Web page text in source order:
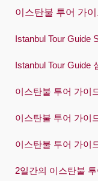
Русский
Español
Việt
이스탄불 투어 가
Istanbul Tour Guide
Istanbul Tour Guide
이스탄불 투어 가이
이스탄불 투어 가이
이스탄불 투어 가이
2일간의 이스탄불 투